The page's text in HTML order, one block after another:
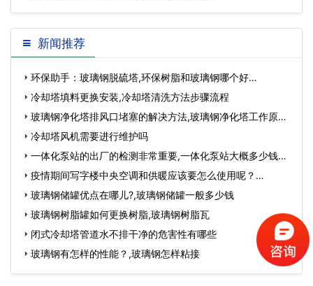
新闻推荐
环保助手：玻璃钢脱硫塔,环保树脂和玻璃钢哪个好…
冷却塔填料更换安装,冷却塔清洗方法步骤流程
玻璃钢净化塔排风口堵塞的解决方法,玻璃钢净化塔工作原
理…冷却塔风机需要进行维护吗
一体化泵站的出厂的检测非常重要,一体化泵站大概多少钱…
疫情期间写字楼中央空调和供暖应该要怎么使用呢？…
玻璃钢储罐优点在哪儿?,玻璃钢储罐一般多少钱
玻璃钢树脂罐如何更换树脂,玻璃钢树脂瓦
闭式冷却塔管道水不排干净的危害性有哪些
玻璃钢有怎样的性能？,玻璃钢怎样粘接